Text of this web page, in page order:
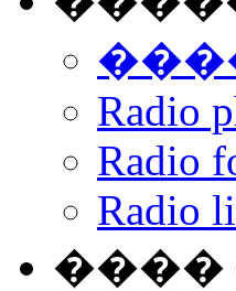
Radio
Radio
Radio
����